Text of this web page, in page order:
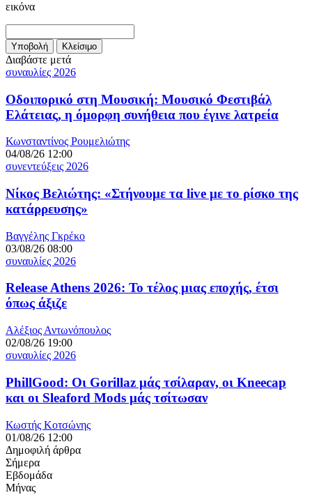
εικόνα
Διαβάστε μετά
συναυλίες 2026
Οδοιπορικό στη Μουσική: Μουσικό Φεστιβάλ
Ελάτειας, η όμορφη συνήθεια που έγινε λατρεία
Κωνσταντίνος Ρουμελιώτης
04/08/26 12:00
συνεντεύξεις 2026
Νίκος Βελιώτης: «Στήνουμε τα live με το ρίσκο της
κατάρρευσης»
Βαγγέλης Γκρέκο
03/08/26 08:00
συναυλίες 2026
Release Athens 2026: Το τέλος μιας εποχής, έτσι
όπως άξιζε
Αλέξιος Αντωνόπουλος
02/08/26 19:00
συναυλίες 2026
PhillGood: Οι Gorillaz μάς τσίλαραν, οι Kneecap
και οι Sleaford Mods μάς τσίτωσαν
Κωστής Κοτσώνης
01/08/26 12:00
Δημοφιλή άρθρα
Σήμερα
Εβδομάδα
Μήνας